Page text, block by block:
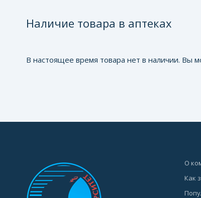
Наличие товара в аптеках
В настоящее время товара нет в наличии. Вы
О
Как